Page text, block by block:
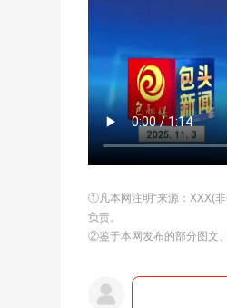
①凡本网注明“来源：XXX(
负责。
②鉴于本网发布的部分图文